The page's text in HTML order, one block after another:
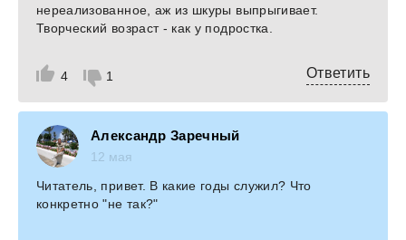
4 1
нереализованное, аж из шкуры выпрыгивает.
Творческий возраст - как у подростка.
Ответить
Александр Заречный
12 мая
Читатель, привет. В какие годы служил? Что
конкретно "не так?"